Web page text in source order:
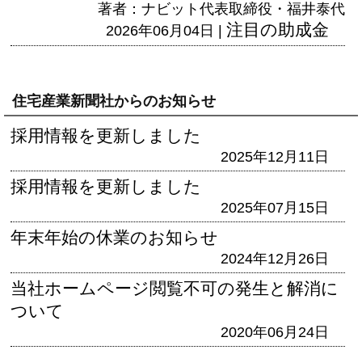
著者：ナビット代表取締役・福井泰代
2026年06月04日 | 注目の助成金
住宅産業新聞社からのお知らせ
採用情報を更新しました
2025年12月11日
採用情報を更新しました
2025年07月15日
年末年始の休業のお知らせ
2024年12月26日
当社ホームページ閲覧不可の発生と解消に
ついて
2020年06月24日